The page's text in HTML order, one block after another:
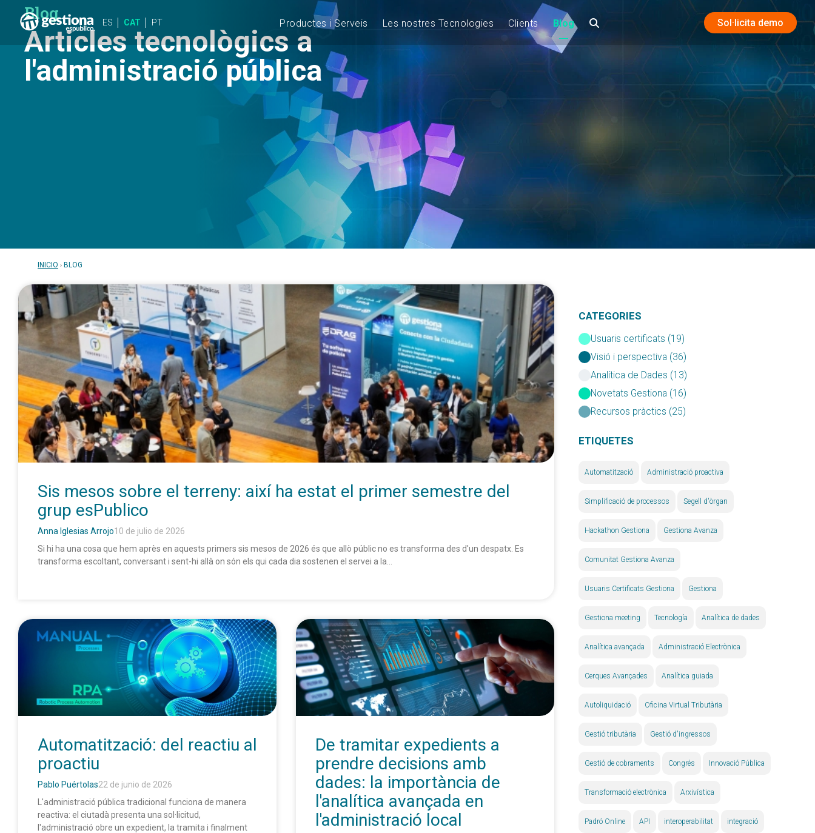
ES CAT PT Productes i Serveis Les nostres Tecnologies Clients Blog Sol·licita demo
Blog
Articles tecnològics a
l'administració pública
INICIO BLOG
Sis mesos sobre el terreny: així ha estat el primer semestre del
grup esPublico
Anna Iglesias Arrojo10 de julio de 2026
Si hi ha una cosa que hem après en aquests primers sis mesos de 2026 és que allò públic no es transforma des d'un despatx. Es
transforma escoltant, conversant i sent-hi allà on són els qui cada dia sostenen el servei a la...
Automatització: del reactiu al
proactiu
Pablo Puértolas22 de junio de 2026
L'administració pública tradicional funciona de manera
reactiva: el ciutadà presenta una sol·licitud,
l'administració obre un expedient, la tramita i finalment
De tramitar expedients a
prendre decisions amb
dades: la importància de
l'analítica avançada en
l'administració local
CATEGORIES
Usuaris certificats (19)
Visió i perspectiva (36)
Analítica de Dades (13)
Novetats Gestiona (16)
Recursos pràctics (25)
ETIQUETES
Automatització Administració proactiva
Simplificació de processos Segell d'òrgan
Hackathon Gestiona Gestiona Avanza
Comunitat Gestiona Avanza
Usuaris Certificats Gestiona Gestiona
Gestiona meeting Tecnología Analítica de dades
Analítica avançada Administració Electrònica
Cerques Avançades Analítica guiada
Autoliquidació Oficina Virtual Tributària
Gestió tributària Gestió d'ingressos
Gestió de cobraments Congrés Innovació Pública
Transformació electrònica Arxivística
Padró Online API interoperabilitat integració